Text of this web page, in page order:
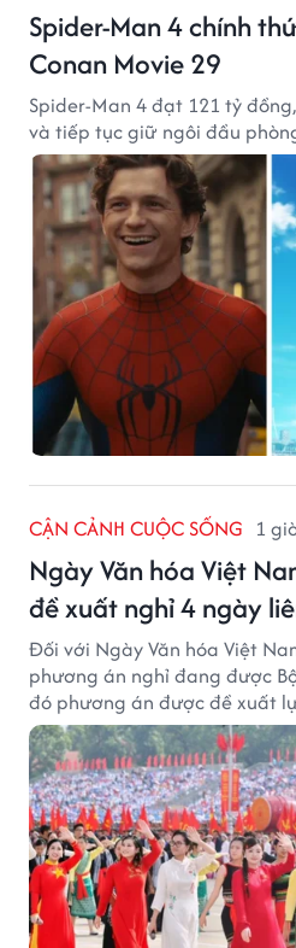
Spider-Man 4 chính
Conan Movie 29
Spider-Man 4 đạt 121 tỷ
và tiếp tục giữ ngôi đầu
CẬN CẢNH CUỘC SỐNG 1
Ngày Văn hóa Việt
đề xuất nghỉ 4 ngày
Đối với Ngày Văn hóa Việt
phương án nghỉ đang được
đó phương án được đề xuất
liên tục từ 21/11 đến 24/11,
làm việc sang thứ Bảy (28/11).